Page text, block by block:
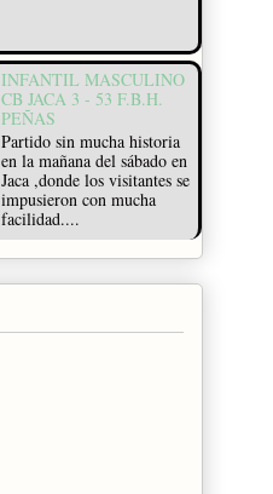
INFANTIL MASCULINO
CB JACA 3 - 53 F.B.H.
PEÑAS
Partido sin mucha historia
en la mañana del sábado en
Jaca ,donde los visitantes se
impusieron con mucha
facilidad....